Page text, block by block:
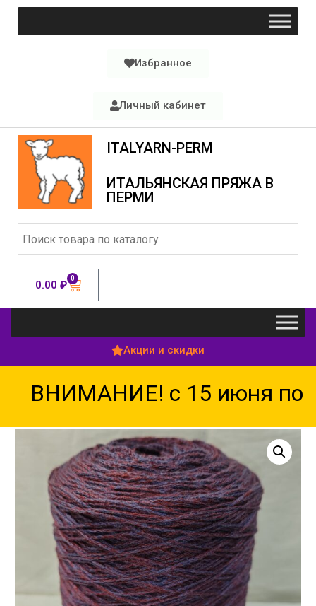
Избранное
Личный кабинет
ITALYARN-PERM
ИТАЛЬЯНСКАЯ ПРЯЖА В
ПЕРМИ
0.00 ₽ 0
Акции и скидки
ВНИМАНИЕ! с 15 июня по